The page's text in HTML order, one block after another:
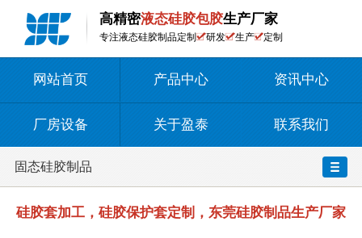
高精密液态硅胶包胶生产厂家
专注液态硅胶制品定制 研发 生产 定制
网站首页 产品中心 资讯中心
厂房设备 关于盈泰 联系我们
固态硅胶制品
硅胶套加工，硅胶保护套定制，东莞硅胶制品生产厂家